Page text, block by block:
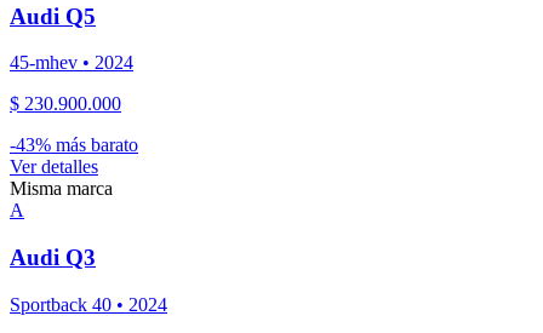
Audi Q5
45-mhev • 2024
$ 230.900.000
-43% más barato
Ver detalles
Misma marca
A
Audi Q3
Sportback 40 • 2024